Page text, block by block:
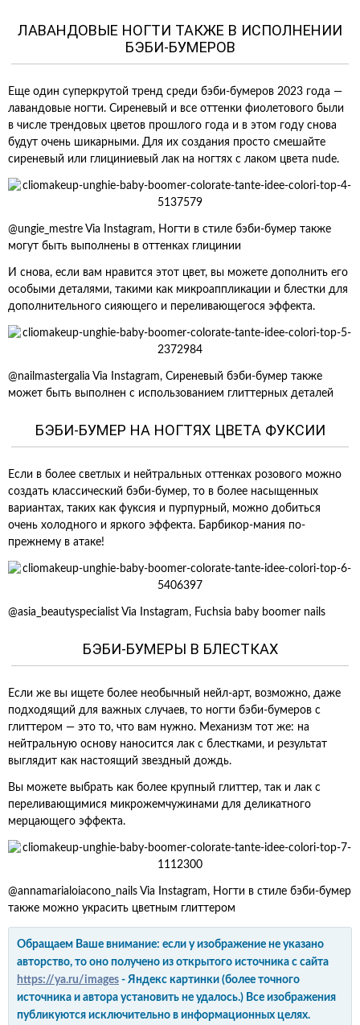
ЛАВАНДОВЫЕ НОГТИ ТАКЖЕ В ИСПОЛНЕНИИ
БЭБИ-БУМЕРОВ
Еще один суперкрутой тренд среди бэби-бумеров 2023 года —
лавандовые ногти. Сиреневый и все оттенки фиолетового были
в числе трендовых цветов прошлого года и в этом году снова
будут очень шикарными. Для их создания просто смешайте
сиреневый или глициниевый лак на ногтях с лаком цвета nude.
@ungie_mestre Via Instagram, Ногти в стиле бэби-бумер также
могут быть выполнены в оттенках глицинии
И снова, если вам нравится этот цвет, вы можете дополнить его
особыми деталями, такими как микроаппликации и блестки для
дополнительного сияющего и переливающегося эффекта.
@nailmastergalia Via Instagram, Сиреневый бэби-бумер также
может быть выполнен с использованием глиттерных деталей
БЭБИ-БУМЕР НА НОГТЯХ ЦВЕТА ФУКСИИ
Если в более светлых и нейтральных оттенках розового можно
создать классический бэби-бумер, то в более насыщенных
вариантах, таких как фуксия и пурпурный, можно добиться
очень холодного и яркого эффекта. Барбикор-мания по-
прежнему в атаке!
@asia_beautyspecialist Via Instagram, Fuchsia baby boomer nails
БЭБИ-БУМЕРЫ В БЛЕСТКАХ
Если же вы ищете более необычный нейл-арт, возможно, даже
подходящий для важных случаев, то ногти бэби-бумеров с
глиттером — это то, что вам нужно. Механизм тот же: на
нейтральную основу наносится лак с блестками, и результат
выглядит как настоящий звездный дождь.
Вы можете выбрать как более крупный глиттер, так и лак с
переливающимися микрожемчужинами для деликатного
мерцающего эффекта.
@annamarialoiacono_nails Via Instagram, Ногти в стиле бэби-бумер
также можно украсить цветным глиттером
Обращаем Ваше внимание: если у изображение не указано
авторство, то оно получено из открытого источника с сайта
https://ya.ru/images - Яндекс картинки (более точного
источника и автора установить не удалось.) Все изображения
публикуются исключительно в информационных целях.